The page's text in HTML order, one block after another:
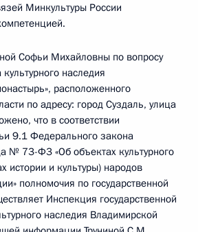
Минкультуры России
Софьи Михайловны по вопросу
наследия
расположенного
по адресу: город Суздаль, улица
что в соответствии
9.1 Федерального закона
№ 73-Ф3 «Об объектах культурного
истории и культуры) народов
полномочия по государственной
Инспекция государственной
наследия Владимирской